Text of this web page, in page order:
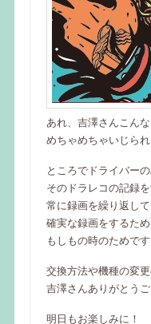
あれ、吉澤さんこん
めちゃめちゃいじら
ところでドライバー
そのドラレコの記録
常に録画を繰り返し
確実な録画をするた
もしもの時のためです
交換方法や機種の変
吉澤さんありがとう
明日もお楽しみに！